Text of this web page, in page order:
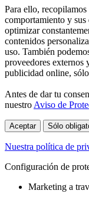
Para ello, recopilamos
comportamiento y
optimizar
contenidos
uso. También
proveedores externos
publicidad online,
Antes de dar tu
nuestro Aviso de
Aceptar Sólo
Nuestra política de
Configuración de
Marketing a